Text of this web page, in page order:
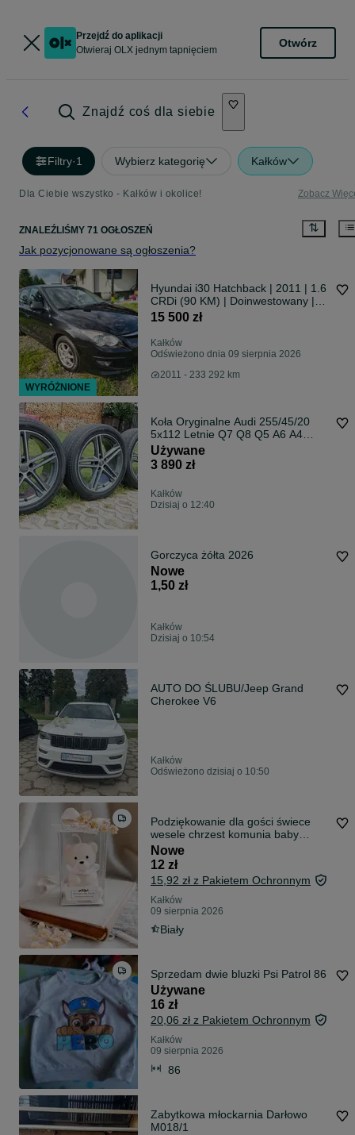
Przejdź do aplikacji
Otwieraj OLX jednym tapnięciem
Otwórz
Znajdź coś dla siebie
Filtry·1 Wybierz kategorię Kałków
Dla Ciebie wszystko - Kałków i okolice! Zobacz
ZNALEŹLIŚMY 71 OGŁOSZEŃ
Jak pozycjonowane są ogłoszenia?
Hyundai i30 Hatchback | 2011 | 1.6
CRDi (90 KM) | Doinwestowany |
Kałków
15 500 zł
Kałków
Odświeżono dnia 09 sierpnia 2026
2011 - 233 292 km
Koła Oryginalne Audi 255/45/20
5x112 Letnie Q7 Q8 Q5 A6 A4
Allroad Yokohama
Używane
3 890 zł
Kałków
Dzisiaj o 12:40
Gorczyca żółta 2026
Nowe
1,50 zł
Kałków
Dzisiaj o 10:54
AUTO DO ŚLUBU/Jeep Grand
Cherokee V6
Kałków
Odświeżono dzisiaj o 10:50
Podziękowanie dla gości świece
wesele chrzest komunia baby
shower
Nowe
12 zł
15,92 zł z Pakietem Ochronnym
Kałków
09 sierpnia 2026
Biały
Sprzedam dwie bluzki Psi Patrol 86
Używane
16 zł
20,06 zł z Pakietem Ochronnym
Kałków
09 sierpnia 2026
86
Zabytkowa młockarnia Darłowo
M018/1
WYRÓŻNIONE